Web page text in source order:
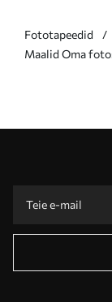
Fototapeedid
Maalid Oma